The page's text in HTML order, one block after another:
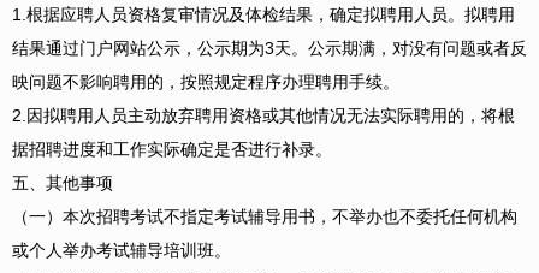
1.根据应聘人员资格复审情况及体检结果，确定拟聘用人员。拟聘用
结果通过门户网站公示，公示期为3天。公示期满，对没有问题或者反
映问题不影响聘用的，按照规定程序办理聘用手续。
2.因拟聘用人员主动放弃聘用资格或其他情况无法实际聘用的，将根
据招聘进度和工作实际确定是否进行补录。
五、其他事项
（一）本次招聘考试不指定考试辅导用书，不举办也不委托任何机构
或个人举办考试辅导培训班。